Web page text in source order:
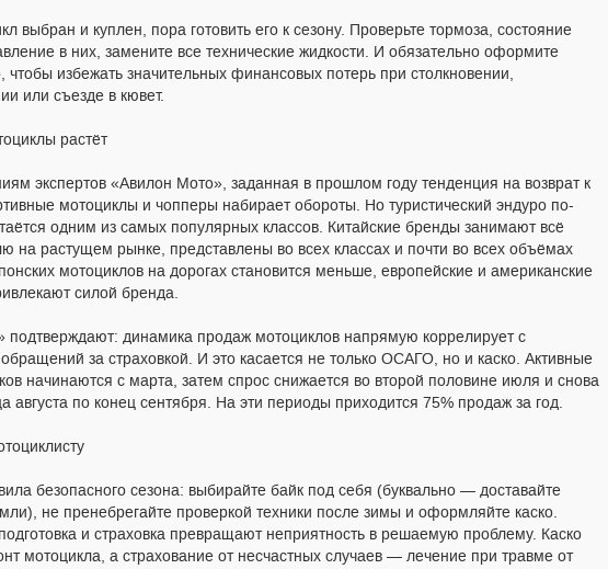
выбран и куплен, пора готовить его к сезону. Проверьте тормоза, состояние
в них, замените все технические жидкости. И обязательно оформите
чтобы избежать значительных финансовых потерь при столкновении,
или съезде в кювет.
растёт
экспертов «Авилон Мото», заданная в прошлом году тенденция на возврат к
мотоциклы и чопперы набирает обороты. Но туристический эндуро по-
одним из самых популярных классов. Китайские бренды занимают всё
на растущем рынке, представлены во всех классах и почти во всех объёмах
мотоциклов на дорогах становится меньше, европейские и американские
силой бренда.
подтверждают: динамика продаж мотоциклов напрямую коррелирует с
за страховкой. И это касается не только ОСАГО, но и каско. Активные
начинаются с марта, затем спрос снижается во второй половине июля и снова
августа по конец сентября. На эти периоды приходится 75% продаж за год.
безопасного сезона: выбирайте байк под себя (буквально — доставайте
не пренебрегайте проверкой техники после зимы и оформляйте каско.
и страховка превращают неприятность в решаемую проблему. Каско
мотоцикла, а страхование от несчастных случаев — лечение при травме от